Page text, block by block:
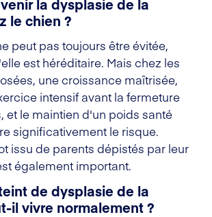
le chien ?
peut pas toujours être évitée,
est héréditaire. Mais chez les
une croissance maîtrisée,
intensif avant la fermeture
et le maintien d'un poids santé
significativement le risque.
issu de parents dépistés par leur
également important.
de dysplasie de la
il vivre normalement ?